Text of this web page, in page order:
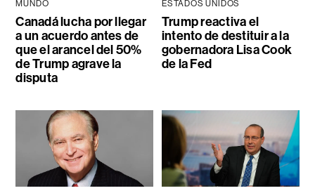
MUNDO
Canadá lucha por llegar
a un acuerdo antes de
que el arancel del 50%
de Trump agrave la
disputa
ESTADOS UNIDOS
Trump reactiva el
intento de destituir a la
gobernadora Lisa Cook
de la Fed